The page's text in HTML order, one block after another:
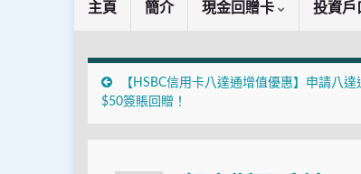
主頁 簡介 現金回贈卡 投資戶
【HSBC信用卡八達通增值優惠】申請八
$50簽賬回贈！